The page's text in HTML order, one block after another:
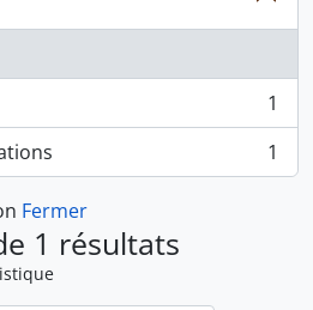
1
1
Fermer
1 résultats